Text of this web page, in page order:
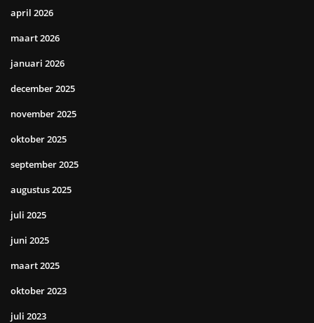
april 2026
maart 2026
januari 2026
december 2025
november 2025
oktober 2025
september 2025
augustus 2025
juli 2025
juni 2025
maart 2025
oktober 2023
juli 2023